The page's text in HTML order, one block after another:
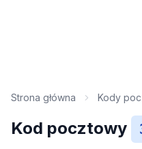
Strona główna Kody
Kod pocztowy